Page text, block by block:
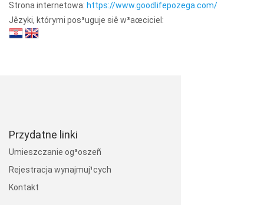
Strona internetowa: https://www.goodlifepozega.com/
Jêzyki, którymi pos³uguje siê w³aœciciel:
Przydatne linki
Umieszczanie og³oszeñ
Rejestracja wynajmuj¹cych
Kontakt